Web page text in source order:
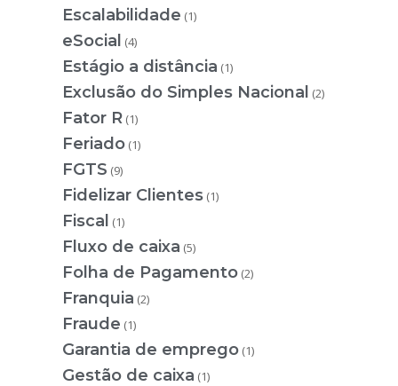
Escalabilidade (1)
eSocial (4)
Estágio a distância (1)
Exclusão do Simples Nacional (2)
Fator R (1)
Feriado (1)
FGTS (9)
Fidelizar Clientes (1)
Fiscal (1)
Fluxo de caixa (5)
Folha de Pagamento (2)
Franquia (2)
Fraude (1)
Garantia de emprego (1)
Gestão de caixa (1)